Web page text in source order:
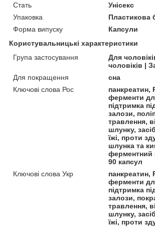
Стать
Унісекс
Упаковка
Пластикова
Форма випуску
Капсули
Користувальницькі характеристики
Група застосування
Для
чоловіків |
Для покращення
сна
Ключові слова Рос
панкреатин,
ферменти
підтримка
залози,
травлення,
шлунку,
їжі, проти
шлунка та
ферментний
90 капсул
Ключові слова Укр
панкреатин,
ферменти
підтримка
залози,
травлення,
шлунку,
їжі, проти